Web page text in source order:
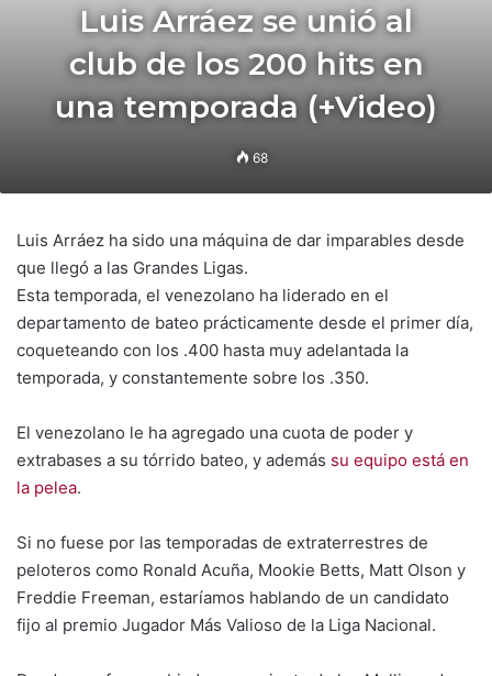
Luis Arráez se unió al
club de los 200 hits en
una temporada (+Video)
68
Luis Arráez ha sido una máquina de dar imparables desde
que llegó a las Grandes Ligas.
Esta temporada, el venezolano ha liderado en el
departamento de bateo prácticamente desde el primer día,
coqueteando con los .400 hasta muy adelantada la
temporada, y constantemente sobre los .350.
El venezolano le ha agregado una cuota de poder y
extrabases a su tórrido bateo, y además su equipo está en
la pelea.
Si no fuese por las temporadas de extraterrestres de
peloteros como Ronald Acuña, Mookie Betts, Matt Olson y
Freddie Freeman, estaríamos hablando de un candidato
fijo al premio Jugador Más Valioso de la Liga Nacional.